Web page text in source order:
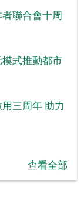
聯合會十周
式推動都市
三周年 助力
查看全部